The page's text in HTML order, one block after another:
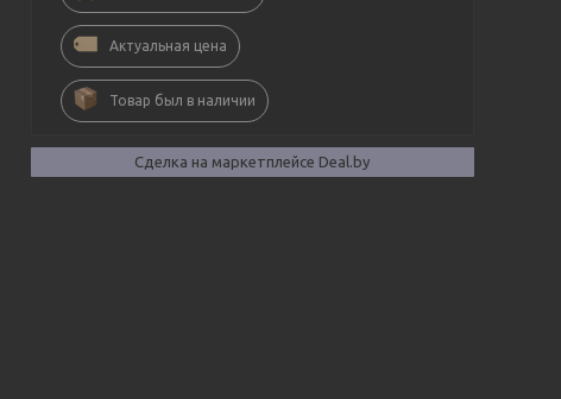
Актуальная цена
Товар был в наличии
Сделка на маркетплейсе Deal.by